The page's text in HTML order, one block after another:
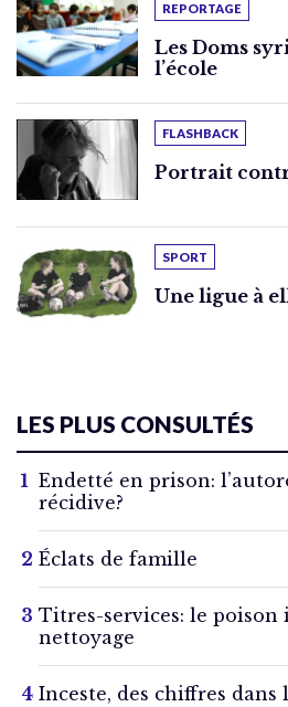
REPORTAGE
Les Doms
l’école
FLASHBACK
Portrait
SPORT
Une ligue à
LES PLUS CONSULTÉS
Endetté en prison:
récidive?
Éclats de famille
Titres-services: le poison
nettoyage
Inceste, des chiffres dans